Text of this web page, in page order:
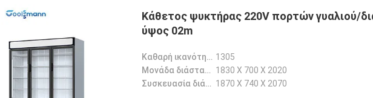
Κάθετος ψυκτήρας 220V πορτών γυαλιού/
ύψος 02m
Καθαρή ικανότητα (Λ): 1305
Μονάδα διάσταση-χιλ.:
1830 X 700 X 2020
Συσκευασία διάσταση-χιλ.: 1870 X 740 X 2070